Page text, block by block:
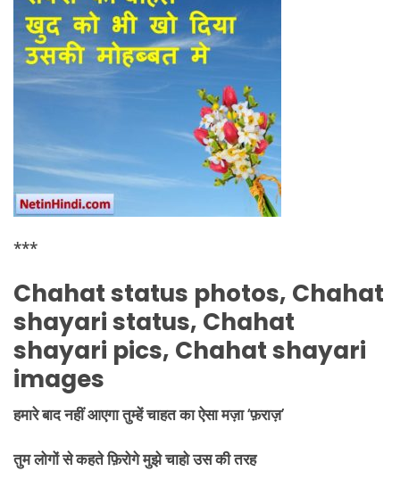
***
Chahat status photos, Chahat
shayari status, Chahat
shayari pics, Chahat shayari
images
हमारे बाद नहीं आएगा तुम्हेंचाहत का ऐसा मज़ा ‘फ़राज़’
तुम लोगों से कहते फ़िरोगे मुझे चाहो उस की तरह